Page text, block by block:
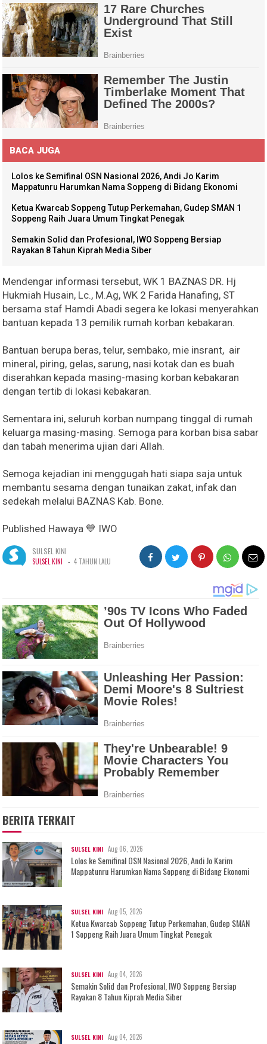
BACA JUGA
Lolos ke Semifinal OSN Nasional 2026, Andi Jo Karim
Mappatunru Harumkan Nama Soppeng di Bidang Ekonomi
Ketua Kwarcab Soppeng Tutup Perkemahan, Gudep SMAN 1
Soppeng Raih Juara Umum Tingkat Penegak
Semakin Solid dan Profesional, IWO Soppeng Bersiap
Rayakan 8 Tahun Kiprah Media Siber
Mendengar informasi tersebut, WK 1 BAZNAS DR. Hj
Hukmiah Husain, Lc., M.Ag, WK 2 Farida Hanafing, ST
bersama staf Hamdi Abadi segera ke lokasi menyerahkan
bantuan kepada 13 pemilik rumah korban kebakaran.
Bantuan berupa beras, telur, sembako, mie insrant, air
mineral, piring, gelas, sarung, nasi kotak dan es buah
diserahkan kepada masing-masing korban kebakaran
dengan tertib di lokasi kebakaran.
Sementara ini, seluruh korban numpang tinggal di rumah
keluarga masing-masing. Semoga para korban bisa sabar
dan tabah menerima ujian dari Allah.
Semoga kejadian ini menggugah hati siapa saja untuk
membantu sesama dengan tunaikan zakat, infak dan
sedekah melalui BAZNAS Kab. Bone.
Published Hawaya 💙 IWO
SULSEL KINI
SULSEL KINI - 4 TAHUN LALU
BERITA TERKAIT
SULSEL KINI Aug 06, 2026
Lolos ke Semifinal OSN Nasional 2026, Andi Jo Karim
Mappatunru Harumkan Nama Soppeng di Bidang Ekonomi
SULSEL KINI Aug 05, 2026
Ketua Kwarcab Soppeng Tutup Perkemahan, Gudep SMAN
1 Soppeng Raih Juara Umum Tingkat Penegak
SULSEL KINI Aug 04, 2026
Semakin Solid dan Profesional, IWO Soppeng Bersiap
Rayakan 8 Tahun Kiprah Media Siber
SULSEL KINI Aug 04, 2026